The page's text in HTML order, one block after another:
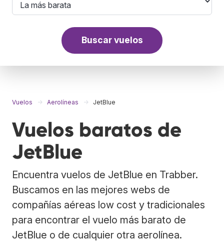
Buscar vuelos
Vuelos Aerolíneas JetBlue
Vuelos baratos de
JetBlue
Encuentra vuelos de JetBlue en Trabber.
Buscamos en las mejores webs de
compañías aéreas low cost y tradicionales
para encontrar el vuelo más barato de
JetBlue o de cualquier otra aerolínea.